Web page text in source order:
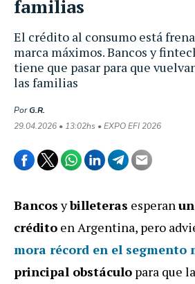
El crédito al consumo está
marca máximos. Bancos y
tiene que pasar para que
las familias
PorG.R.
29.04.2026 • 13:02hs • EXPO EFI 2026
familias
Bancosybilleteras esperan
crédito en Argentina, pero
mora récord en el segmento
principal obstáculo para que